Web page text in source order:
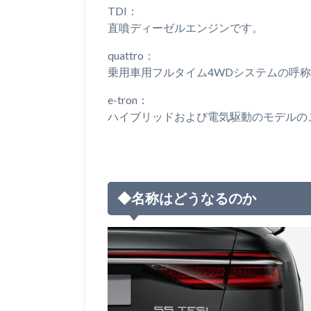
TDI：
直噴ディーゼルエンジンです。
quattro：
乗用車用フルタイム4WDシステムの呼称
e-tron：
ハイブリッドおよび電気駆動のモデルの
◆名称はどうなるのか